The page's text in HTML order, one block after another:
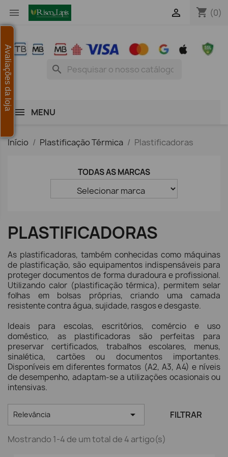
 shopping_cart (0)

search
MENU
Início Plastificação Térmica Plastificadoras
TODAS AS MARCAS
PLASTIFICADORAS
As plastificadoras, também conhecidas como máquinas
de plastificação, são equipamentos indispensáveis para
proteger documentos de forma duradoura e profissional.
Utilizando calor (plastificação térmica), permitem selar
folhas em bolsas próprias, criando uma camada
resistente contra água, sujidade, rasgos e desgaste.
Ideais para escolas, escritórios, comércio e uso
doméstico, as plastificadoras são perfeitas para
preservar certificados, trabalhos escolares, menus,
sinalética, cartões ou documentos importantes.
Disponíveis em diferentes formatos (A2, A3, A4) e níveis
de desempenho, adaptam-se a utilizações ocasionais ou
intensivas.
Relevância  FILTRAR
Mostrando 1-4 de um total de 4 artigo(s)
Avaliações da loja